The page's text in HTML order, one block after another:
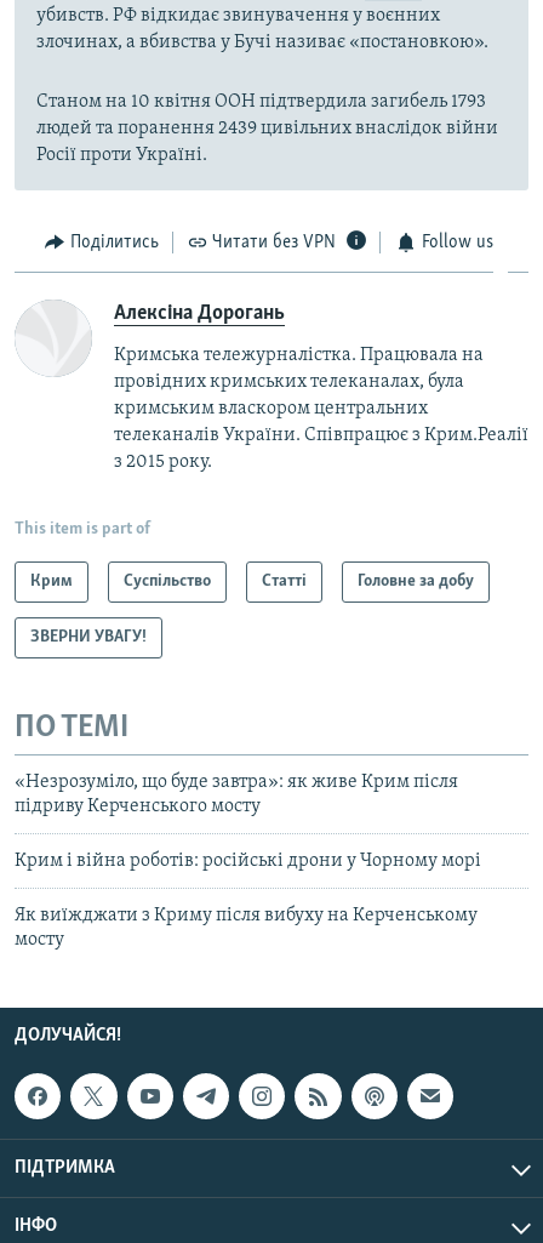
убивств. РФ відкидає звинувачення у воєнних
злочинах, а вбивства у Бучі називає «постановкою».
Станом на 10 квітня ООН підтвердила загибель 1793
людей та поранення 2439 цивільних внаслідок війни
Росії проти Україні.
Поділитись Читати без VPN Follow us
Алексіна Дорогань
Кримська тележурналістка. Працювала на
провідних кримських телеканалах, була
кримським власкором центральних
телеканалів України. Співпрацює з Крим.Реалії
з 2015 року.
This item is part of
Крим Суспільство Статті Головне за добу
ЗВЕРНИ УВАГУ!
ПО ТЕМІ
«Незрозуміло, що буде завтра»: як живе Крим після
підриву Керченського мосту
Крим і війна роботів: російські дрони у Чорному морі
Як виїжджати з Криму після вибуху на Керченському
мосту
ДОЛУЧАЙСЯ!
ПІДТРИМКА
ІНФО